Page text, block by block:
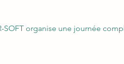
organise une journée